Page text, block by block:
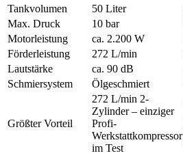
Tankvolumen
50 Liter
Max. Druck
10 bar
Motorleistung
ca. 2.200 W
Förderleistung
272 L/min
Lautstärke
ca. 90 dB
Schmiersystem
Ölgeschmiert
Größter Vorteil
272 L/min 2-
Zylinder – einziger
Profi-
Werkstattkompressor
im Test